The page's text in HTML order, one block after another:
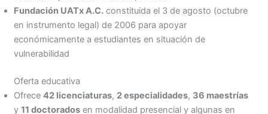
Fundación UATx A.C.constituida el 3 de agosto (octubre
en instrumento legal) de 2006 para apoyar
económicamente a estudiantes en situación de
vulnerabilidad
Oferta educativa
Ofrece 42 licenciaturas, 2 especialidades, 36 maestrías
y 11 doctoradosen modalidad presencial y algunas en